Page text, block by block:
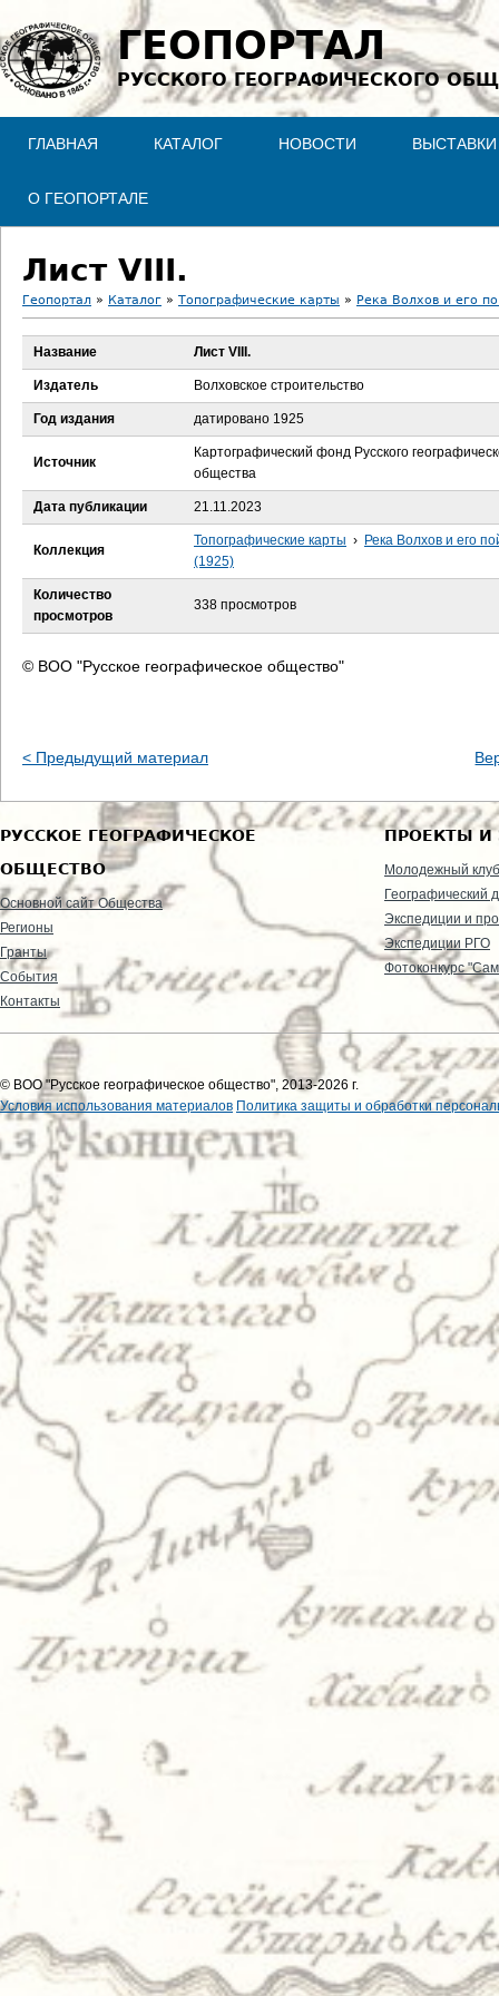
Jump to navigation
ГЕОПОРТАЛ
РУССКОГО ГЕОГРАФИЧЕСКОГО
ГЛАВНАЯ КАТАЛОГ НОВОСТИ ВЫСТАВКИ
О ГЕОПОРТАЛЕ
Лист VIII.
В
ы
д
е
с
ь
Геопортал » Каталог » Топографические карты » Река Волхов и его
Название Лист VIII.
Издатель Волховское строительство
Год издания датировано 1925
Источник
Картографический фонд Русского
общества
Дата публикации 21.11.2023
Коллекция
Топографические карты › Река Волхов и его
(1925)
Количество
просмотров
338 просмотров
© ВОО "Русское географическое общество"
< Предыдущий материал
РУССКОЕ ГЕОГРАФИЧЕСКОЕ
ОБЩЕСТВО
Основной сайт Общества
Регионы
Гранты
События
Контакты
ПРОЕКТЫ И
Молодежный клуб
Географический
Экспедиции и
Экспедиции РГО
Фотоконкурс
© ВОО "Русское географическое общество", 2013-2026 г.
Условия использования материалов Политика защиты и обработки